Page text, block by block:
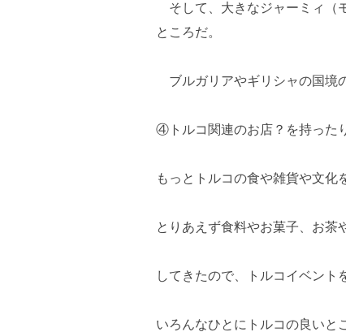
そして、大きなジャーミィ（
ところだ。
ブルガリアやギリシャの国境
④トルコ関連のお店？を持った
もっとトルコの食や雑貨や文化
とりあえず食料やお菓子、お茶
してきたので、トルコイベント
いろんなひとにトルコの良いと